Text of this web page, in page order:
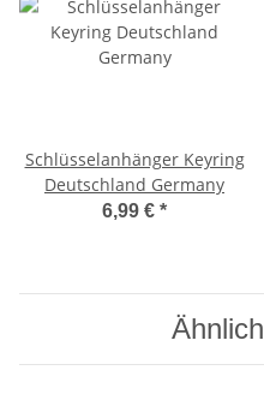
Schlüsselanhänger Keyring
Deutschland Germany
6,99 € *